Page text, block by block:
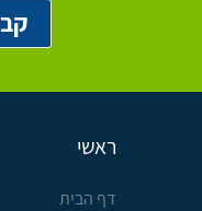
ראשי
דף הבית